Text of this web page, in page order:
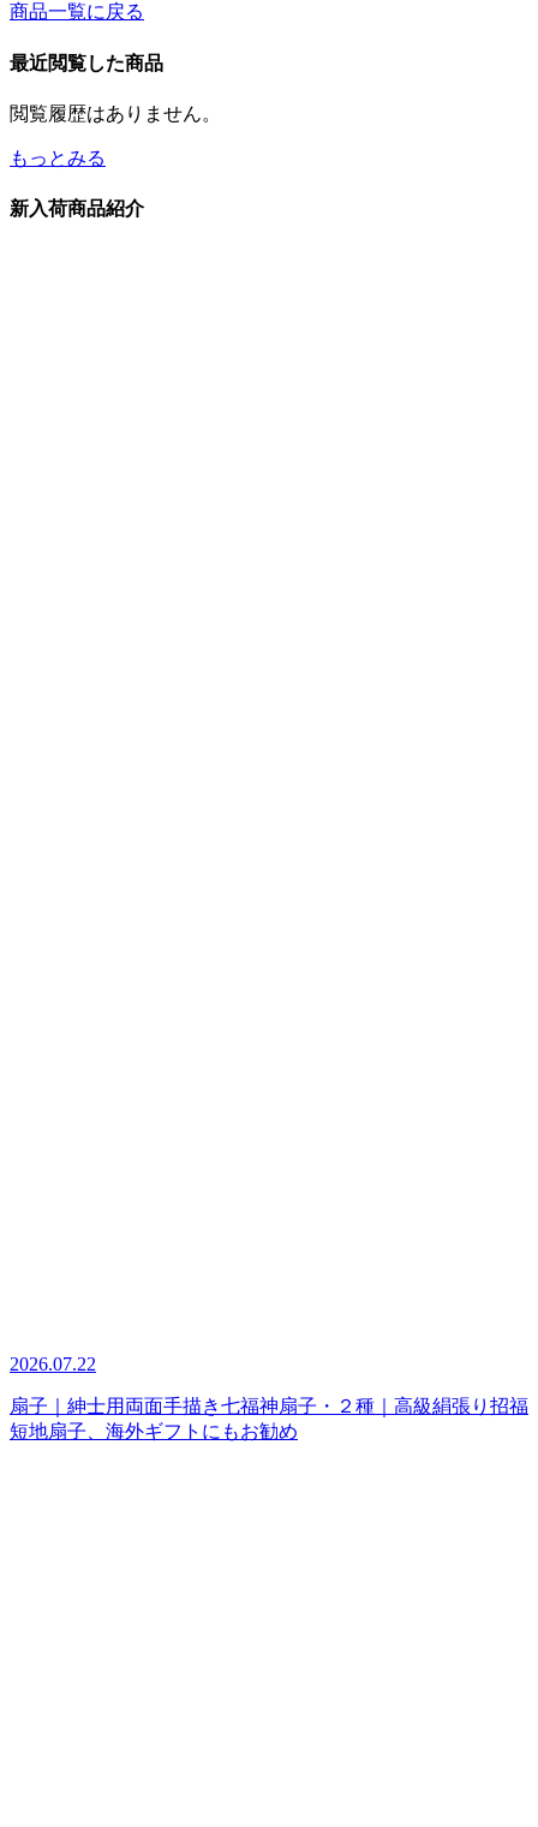
商品一覧に戻る
最近閲覧した商品
閲覧履歴はありません。
もっとみる
新入荷商品紹介
2026.07.22
扇子｜紳士用両面手描き七福神扇子・２種｜高級絹張り招福
短地扇子、海外ギフトにもお勧め